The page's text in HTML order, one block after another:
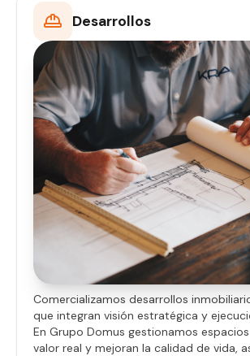
Desarrollos
Comercializamos desarrollos
que integran visión estratégica y
En Grupo Domus gestionamos
valor real y mejoran la calidad de vida,